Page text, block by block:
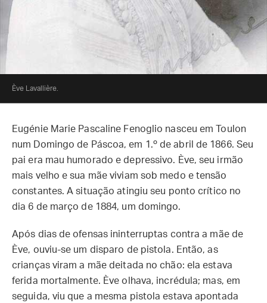
Ève Lavallière.
Eugénie Marie Pascaline Fenoglio nasceu em Toulon
num Domingo de Páscoa, em 1.º de abril de 1866. Seu
pai era mau humorado e depressivo. Ève, seu irmão
mais velho e sua mãe viviam sob medo e tensão
constantes. A situação atingiu seu ponto crítico no
dia 6 de março de 1884, um domingo.
Após dias de ofensas ininterruptas contra a mãe de
Ève, ouviu-se um disparo de pistola. Então, as
crianças viram a mãe deitada no chão: ela estava
ferida mortalmente. Ève olhava, incrédula; mas, em
seguida, viu que a mesma pistola estava apontada